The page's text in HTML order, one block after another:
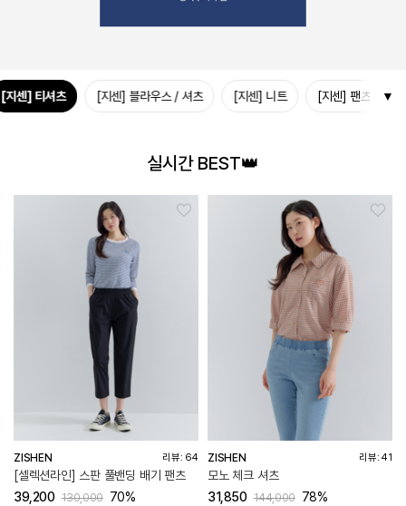
[지센] 티셔츠 [지센] 블라우스 / 셔츠 [지센] 니트 [지센] 팬츠/스커
▼
실시간 BEST👑
ZISHEN 리뷰: 64
[셀렉션라인] 스판 풀밴딩 배기 팬츠
130,000
39,200 70%
ZISHEN 리뷰: 41
모노 체크 셔츠
144,000
31,850 78%